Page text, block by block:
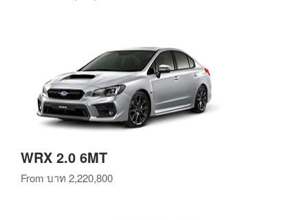
WRX 2.0 6MT
From บาท 2,220,800